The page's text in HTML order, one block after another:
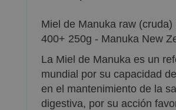
Miel de Manuka raw (cruda)
400+ 250g - Manuka New
La Miel de Manuka es un
mundial por su capacidad
en el mantenimiento de la
digestiva, por su acción